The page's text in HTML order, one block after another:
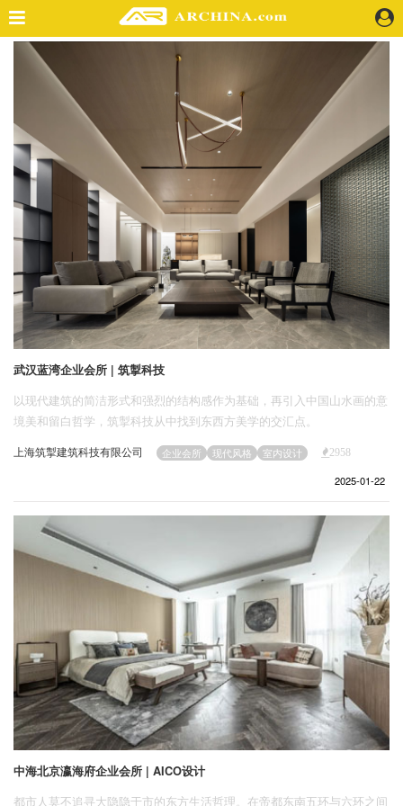
精选案例
建 筑
景 观
视 频
头条资讯
业 界
机 构
人 物
地 产
快速搜索
企业招聘
企业会员
广告投放
关于我们
武汉蓝湾企业会所 | 筑掣科技
以现代建筑的简洁形式和强烈的结构感作为基础，再引入中国山水画的意
境美和留白哲学，筑掣科技从中找到东西方美学的交汇点。
上海筑掣建筑科技有限公司 企业会所 现代风格 室内设计 2958
2025-01-22
中海北京瀛海府企业会所 | AICO设计
都市人莫不追寻大隐隐于市的东方生活哲理。在帝都东南五环与六环之间